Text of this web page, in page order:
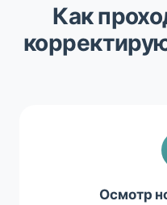
Как
Осмотр